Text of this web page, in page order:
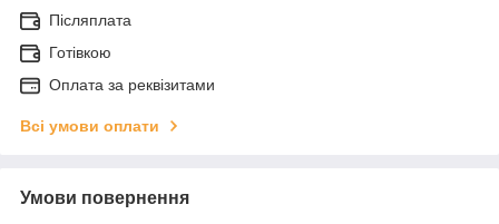
Післяплата
Готівкою
Оплата за реквізитами
Всі умови оплати
Умови повернення